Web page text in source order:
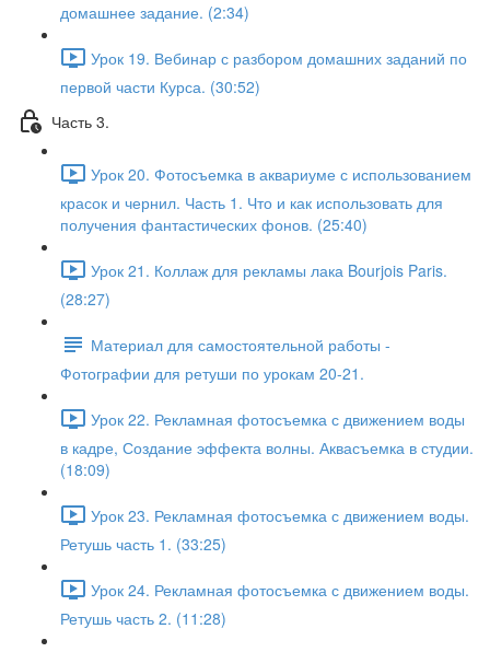
домашнее задание. (2:34)
Урок 19. Вебинар с разбором домашних заданий по
первой части Курса. (30:52)
Часть 3.
Урок 20. Фотосъемка в аквариуме с использованием
красок и чернил. Часть 1. Что и как использовать для
получения фантастических фонов. (25:40)
Урок 21. Коллаж для рекламы лака Bourjois Paris.
(28:27)
Материал для самостоятельной работы -
Фотографии для ретуши по урокам 20-21.
Урок 22. Рекламная фотосъемка с движением воды
в кадре, Создание эффекта волны. Аквасъемка в студии.
(18:09)
Урок 23. Рекламная фотосъемка с движением воды.
Ретушь часть 1. (33:25)
Урок 24. Рекламная фотосъемка с движением воды.
Ретушь часть 2. (11:28)